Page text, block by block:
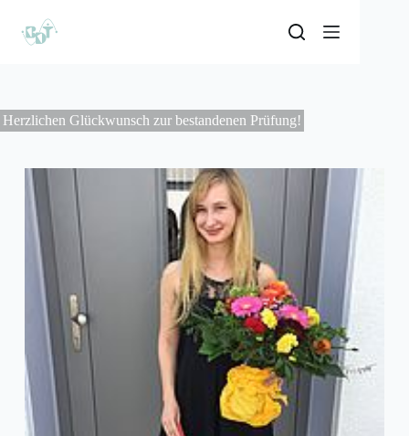
Herzlichen Glückwunsch zur bestandenen Prüfung!